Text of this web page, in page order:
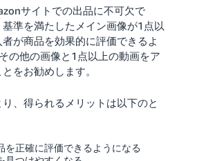
サイトでの出品に不可欠で
準を満たしたメイン画像が1点以
者が商品を効果的に評価できるよ
の他の画像と1点以上の動画をア
をお勧めします。
、得られるメリットは以下のと
を正確に評価できるようになる